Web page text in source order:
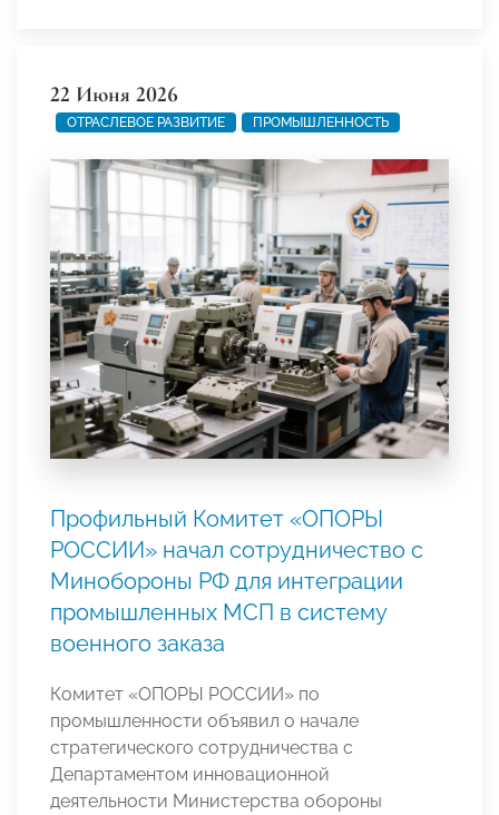
22 Июня 2026
ОТРАСЛЕВОЕ РАЗВИТИЕ ПРОМЫШЛЕННОСТЬ
Профильный Комитет «ОПОРЫ
РОССИИ» начал сотрудничество с
Минобороны РФ для интеграции
промышленных МСП в систему
военного заказа
Комитет «ОПОРЫ РОССИИ» по
промышленности объявил о начале
стратегического сотрудничества с
Департаментом инновационной
деятельности Министерства обороны